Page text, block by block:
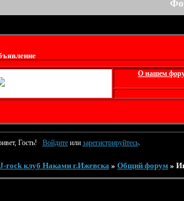
О нашем
Гость! Войдитеили зарегистрируйтесь.
J-rock клуб Наками г.Ижевска » Общий форум »